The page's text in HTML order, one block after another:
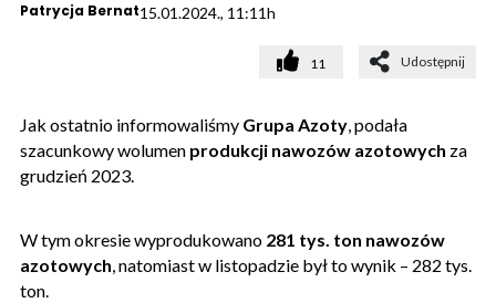
Patrycja Bernat15.01.2024., 11:11h
11 Udostępnij
Jak ostatnio informowaliśmy Grupa Azoty, podała
szacunkowy wolumen produkcji nawozów azotowych za
grudzień 2023.
W tym okresie wyprodukowano 281 tys. ton nawozów
azotowych, natomiast w listopadzie był to wynik – 282 tys.
ton.